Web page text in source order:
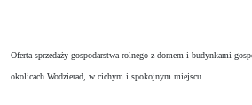
Oferta sprzedaży gospodarstwa rolnego z domem i budynkami
okolicach Wodzierad, w cichym i spokojnym miejscu